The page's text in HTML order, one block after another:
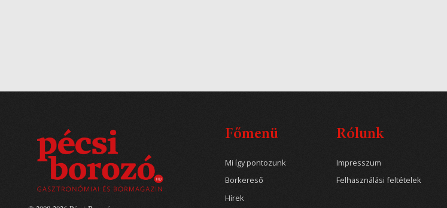
Főmenü
Mi így pontozunk
Borkereső
Hírek
Rólunk
Impresszum
Felhasználási feltételek